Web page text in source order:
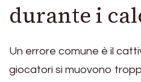
durante i
Un errore comune è il
giocatori si muovono